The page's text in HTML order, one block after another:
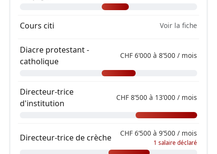
Cours citi Voir la fiche
Diacre protestant -
catholique
CHF 6’000 à 8’500 / mois
Directeur-trice
d'institution
CHF 8’500 à 13’000 / mois
Directeur-trice de crèche CHF 6’500 à 9’500 / mois
1 salaire déclaré